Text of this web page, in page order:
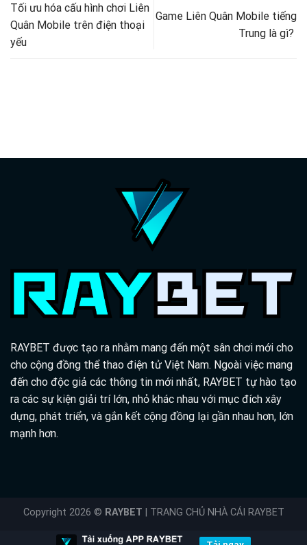
Tối ưu hóa cấu hình chơi Liên
Quân Mobile trên điện thoại
yếu
Game Liên Quân Mobile tiếng
Trung là gì?
RAYBET được tạo ra nhằm mang đến một sân chơi mới cho
cho cộng đồng thể thao điện tử Việt Nam. Ngoài việc mang
đến cho độc giả các thông tin mới nhất, RAYBET tự hào tạo
ra các sự kiện giải trí lớn, nhỏ khác nhau với mục đích xây
dựng, phát triển, và gắn kết cộng đồng lại gần nhau hơn, lớn
mạnh hơn.
Copyright 2026 © RAYBET | TRANG CHỦ NHÀ CÁI RAYBET